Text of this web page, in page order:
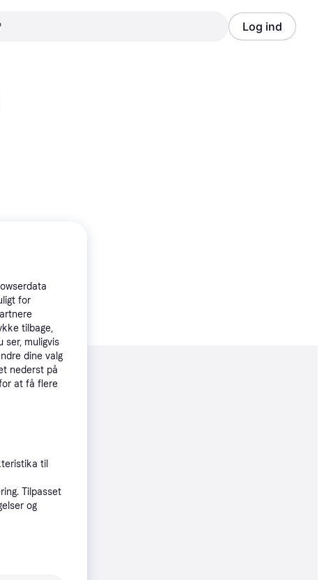
Log ind
Købsgaranti
kr.
for
tilbage,
ser, muligvis
dine valg
nederst på
at få flere
til
Tilpasset
og